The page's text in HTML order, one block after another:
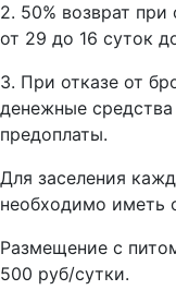
2. 50% возврат
от 29 до 16 суток
3. При отказе от
денежные
предоплаты.
Для заселения
необходимо иметь
Размещение с
500 руб/сутки.